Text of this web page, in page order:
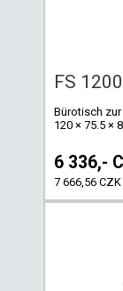
FS
Bürotisch
120 × 75.5 ×
6 336,-
7 666,56